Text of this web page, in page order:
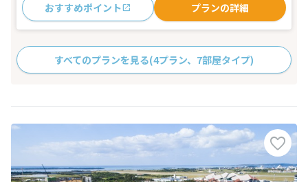
おすすめポイント プランの詳細
すべてのプランを見る(4プラン、7部屋タイプ)